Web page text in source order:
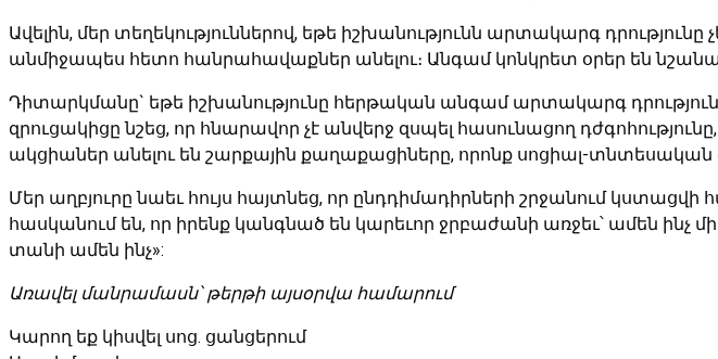
Ավելին, մեր տեղեկություններով, եթե իշխանությունն արտակարգ
անմիջապես հետո հանրահավաքներ անելու։ Անգամ կոնկրետ օրեր են
Դիտարկմանը` եթե իշխանությունը հերթական անգամ արտակարգ
զրուցակիցը նշեց, որ հնարավոր չէ անվերջ զսպել հասունացող
ակցիաներ անելու են շարքային քաղաքացիները, որոնք սոցիալ-տնտեսական
Մեր աղբյուրը նաեւ հույս հայտնեց, որ ընդդիմադիրների շրջանում
հասկանում են, որ իրենք կանգնած են կարեւոր ջրբաժանի առջեւ՝ ամեն ինչ
տանի ամեն ինչ»:
Առավել մանրամասն՝ թերթի այսօրվա համարում
Կարող եք կիսվել սոց․ ցանցերում